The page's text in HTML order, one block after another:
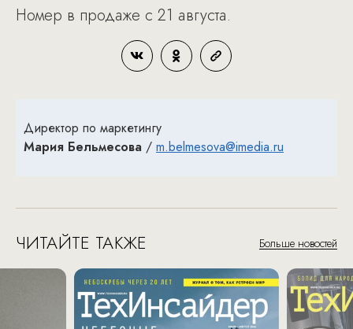
Номер в продаже с 21 августа.
Директор по маркетингу
Мария Бельмесова / m.belmesova@imedia.ru
ЧИТАЙТЕ ТАКЖЕ Больше новостей